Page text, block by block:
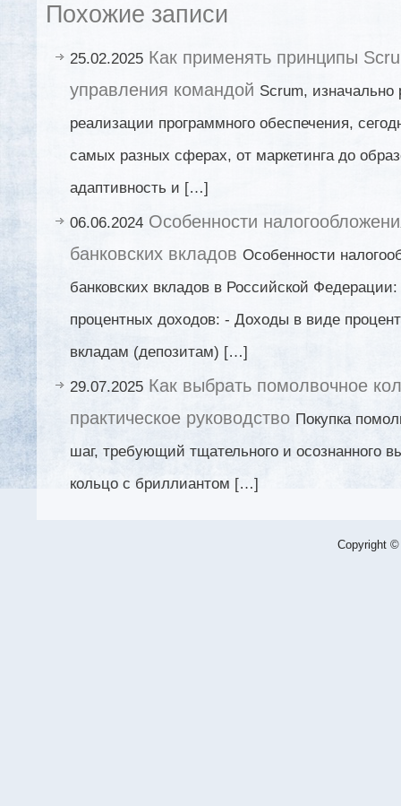
Похожие записи
25.02.2025 Как применять принципы
управления командой Scrum, изначально
реализации программного обеспечения,
самых разных сферах, от маркетинга до
адаптивность и […]
06.06.2024 Особенности
банковских вкладов Особенности
банковских вкладов в Российской
процентных доходов: - Доходы в виде
вкладам (депозитам) […]
29.07.2025 Как выбрать помолвочное
практическое руководство Покупка
шаг, требующий тщательного и осознанного
кольцо с бриллиантом […]
Copyright ©